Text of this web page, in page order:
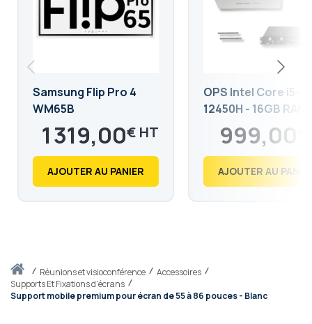
Accueilréunions et visioconférence
Accessoires
Supports Et Fixations d'écrans
Support mobile premium pour écran de 55 à 86 pouces - Blanc
Samsung Flip Pro 4
WM65B
1 319,00€
1 582,80
AJOUTER AU PANIER
OPS Intel Core i5-
12450H - 16GB RAM
512GB SSD
999,00
1 198,80
AJOUTER AU